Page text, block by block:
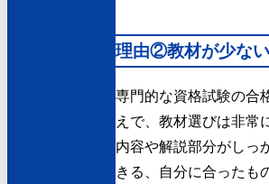
理由②教材が少な
専門的な資格試験の合
えで、教材選びは非常
内容や解説部分がしっ
きる、自分に合ったも